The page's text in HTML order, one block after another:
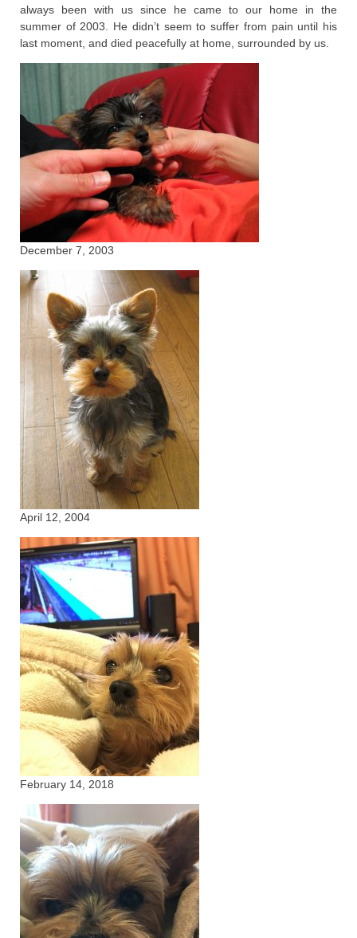
always been with us since he came to our home in the
summer of 2003. He didn’t seem to suffer from pain until his
last moment, and died peacefully at home, surrounded by us.
December 7, 2003
April 12, 2004
February 14, 2018